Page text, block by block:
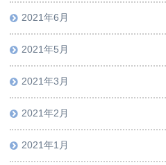
2021年6月
2021年5月
2021年3月
2021年2月
2021年1月